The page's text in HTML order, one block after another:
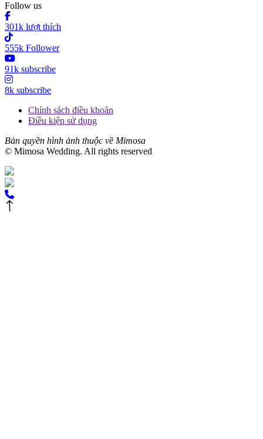
Follow us
301k lượt thích
555k Follower
91k subscribe
8k subscribe
Chính sách điều khoản
Điều kiện sử dụng
Bản quyền hình ảnh thuộc về Mimosa
© Mimosa Wedding. All rights reserved